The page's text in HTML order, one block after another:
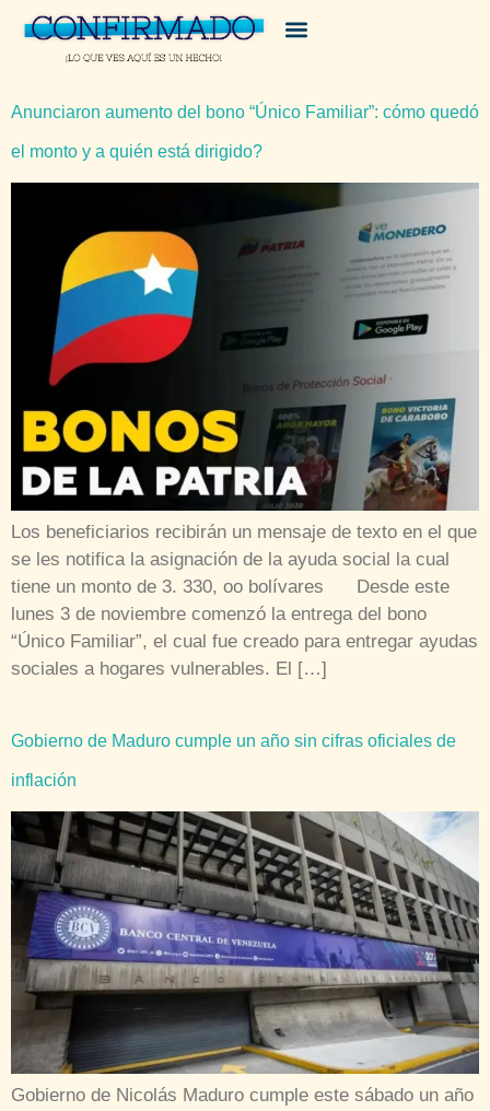
Anunciaron aumento del bono “Único Familiar”: cómo quedó
el monto y a quién está dirigido?
Los beneficiarios recibirán un mensaje de texto en el que
se les notifica la asignación de la ayuda social la cual
tiene un monto de 3. 330, oo bolívares Desde este
lunes 3 de noviembre comenzó la entrega del bono
“Único Familiar”, el cual fue creado para entregar ayudas
sociales a hogares vulnerables. El […]
Gobierno de Maduro cumple un año sin cifras oficiales de
inflación
Gobierno de Nicolás Maduro cumple este sábado un año